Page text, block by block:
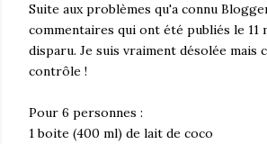
Suite aux problèmes qu'a connu
commentaires qui ont été publiés le 11
disparu. Je suis vraiment désolée mais
contrôle !
Pour 6 personnes :
1 boite (400 ml) de lait de coco